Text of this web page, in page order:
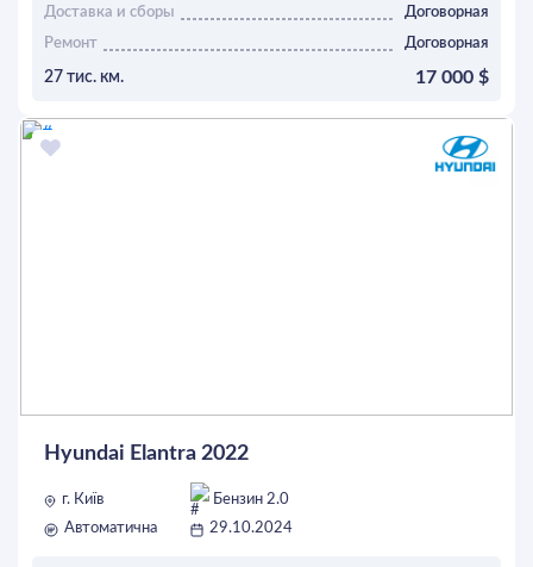
Доставка и сборы
Договорная
Ремонт
Договорная
27 тис. км. 17 000 $
ОСТАВИТЬ ЗАЯВКУ
Hyundai Elantra 2022
г. Київ
Бензин 2.0
Автоматична
29.10.2024